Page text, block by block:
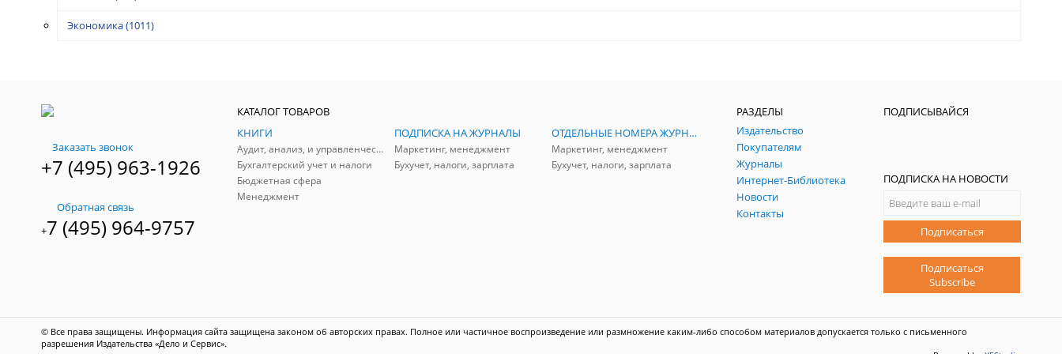
Экономика(1011)
Заказать звонок
+7 (495) 963-1926
Обратная связь
+7 (495) 964-9757
КАТАЛОГ ТОВАРОВ
КНИГИ
Аудит, анализ, и управленческий учет
Бухгалтерский учет и налоги
Бюджетная сфера
Менеджмент
ПОДПИСКА НА ЖУРНАЛЫ
Маркетинг, менеджмент
Бухучет, налоги, зарплата
ОТДЕЛЬНЫЕ НОМЕРА ЖУРНАЛОВ
Маркетинг, менеджмент
Бухучет, налоги, зарплата
РАЗДЕЛЫ
Издательство
Покупателям
Журналы
Интернет-Библиотека
Новости
Контакты
ПОДПИСЫВАЙСЯ
ПОДПИСКА НА НОВОСТИ
Подписаться
Подписаться
Subscribe
© Все права защищены. Информация сайта защищена законом об авторских правах. Полное или частичное воспроизведение или размножение каким-либо способом материалов допускается только с письменного
разрешения Издательства «Дело и Сервис».